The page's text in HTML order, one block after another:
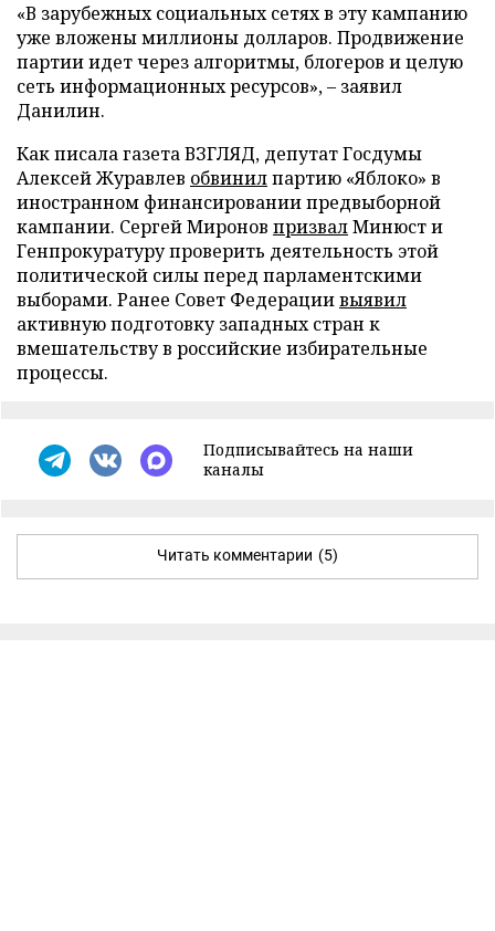
«В зарубежных социальных сетях в эту кампанию
уже вложены миллионы долларов. Продвижение
партии идет через алгоритмы, блогеров и целую
сеть информационных ресурсов», – заявил
Данилин.
Как писала газета ВЗГЛЯД, депутат Госдумы
Алексей Журавлев обвинилпартию «Яблоко» в
иностранном финансировании предвыборной
кампании. Сергей Миронов призвалМинюст и
Генпрокуратуру проверить деятельность этой
политической силы перед парламентскими
выборами. Ранее Совет Федерациивыявил
активную подготовку западных стран к
вмешательству в российские избирательные
процессы.
Подписывайтесь на наши
каналы
Читать комментарии (5)